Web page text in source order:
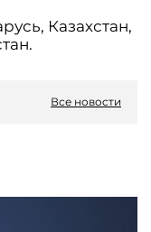
Казахстан,
Все новости